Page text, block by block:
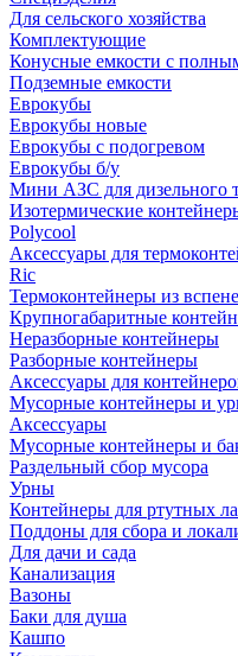
Для сельского хозяйства
Комплектующие
Конусные емкости с
Подземные емкости
Еврокубы
Еврокубы новые
Еврокубы с подогревом
Еврокубы б/у
Мини АЗС для дизельного
Изотермические
Polycool
Аксессуары для
Ric
Термоконтейнеры из
Крупногабаритные
Неразборные контейнеры
Разборные контейнеры
Аксессуары для
Мусорные контейнеры и
Аксессуары
Мусорные контейнеры и
Раздельный сбор мусора
Урны
Контейнеры для ртутных
Поддоны для сбора и
Для дачи и сада
Канализация
Вазоны
Баки для душа
Кашпо